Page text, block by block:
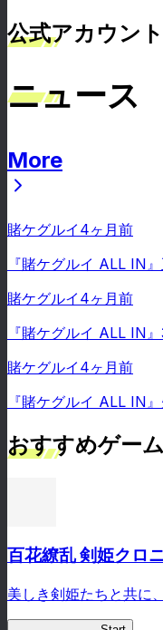
公式アカウント
ニュース
More
賭ケグルイ 4ヶ月前
『賭ケグルイ ALL IN
賭ケグルイ 4ヶ月前
『賭ケグルイ ALL IN
賭ケグルイ 4ヶ月前
『賭ケグルイ ALL IN
おすすめゲーム
百花繚乱 剣姫クロ
美しき剣姫たちと共に